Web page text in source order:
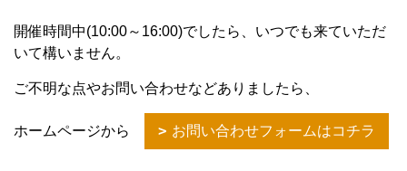
開催時間中(10:00～16:00)でしたら、いつでも来ていただ
いて構いません。
ご不明な点やお問い合わせなどありましたら、
ホームページから お問い合わせフォームはコチラ